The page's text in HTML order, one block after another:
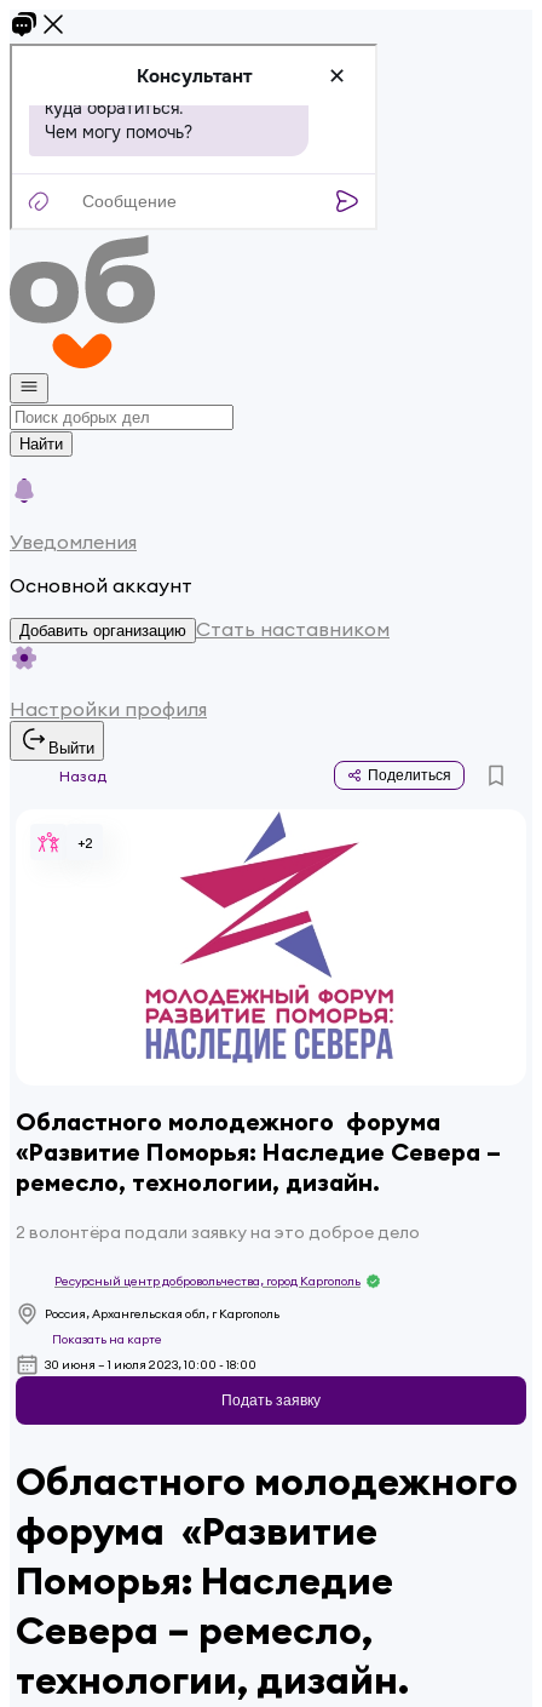
Найти
Уведомления
Основной аккаунт
Добавить организацию Стать наставником
Настройки профиля
Выйти
Назад
Поделиться
+2
Областного молодежного форума
«Развитие Поморья: Наследие Севера –
ремесло, технологии, дизайн.
2 волонтёра подали заявку на это доброе дело
Ресурсный центр добровольчества, город Каргополь
Россия, Архангельская обл, г Каргополь
Показать на карте
30 июня – 1 июля 2023, 10:00 - 18:00
Подать заявку
Областного молодежного
форума «Развитие
Поморья: Наследие
Севера – ремесло,
технологии, дизайн.